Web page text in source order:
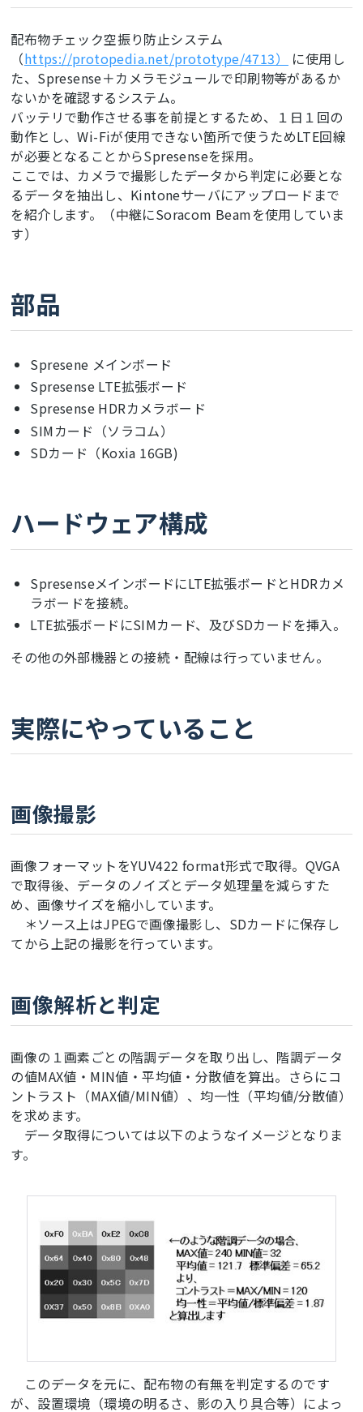
配布物チェック空振り防止システム
（https://protopedia.net/prototype/4713）
に使用し
た、Spresense＋カメラモジュールで印刷物等があるか
ないかを確認するシステム。
バッテリで動作させる事を前提とするため、１日１回の
動作とし、Wi-Fiが使用できない箇所で使うためLTE回線
が必要となることからSpresenseを採用。
ここでは、カメラで撮影したデータから判定に必要とな
るデータを抽出し、Kintoneサーバにアップロードまで
を紹介します。（中継にSoracom Beamを使用していま
す）
部品
Spresene メインボード
Spresense LTE拡張ボード
Spresense HDRカメラボード
SIMカード（ソラコム）
SDカード（Koxia 16GB)
ハードウェア構成
SpresenseメインボードにLTE拡張ボードとHDRカメ
ラボードを接続。
LTE拡張ボードにSIMカード、及びSDカードを挿入。
その他の外部機器との接続・配線は行っていません。
実際にやっていること
画像撮影
画像フォーマットをYUV422 format形式で取得。QVGA
で取得後、データのノイズとデータ処理量を減らすた
め、画像サイズを縮小しています。
＊ソース上はJPEGで画像撮影し、SDカードに保存し
てから上記の撮影を行っています。
画像解析と判定
画像の１画素ごとの階調データを取り出し、階調データ
の値MAX値・MIN値・平均値・分散値を算出。さらにコ
ントラスト（MAX値/MIN値）、均一性（平均値/分散値）
を求めます。
データ取得については以下のようなイメージとなりま
す。
このデータを元に、配布物の有無を判定するのです
が、設置環境（環境の明るさ、影の入り具合等）によっ